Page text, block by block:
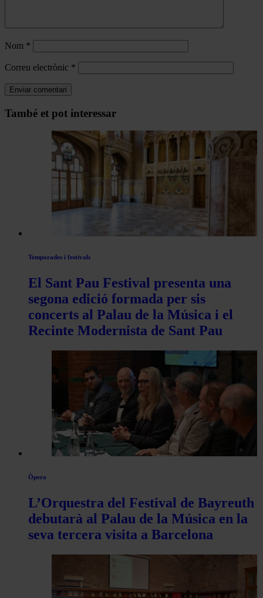
Nom *
Correu electrònic *
Navegar
També et pot interessar
Temporades i festivals
El Sant Pau Festival presenta una
segona edició formada per sis
concerts al Palau de la Música i el
Recinte Modernista de Sant Pau
Òpera
L’Orquestra del Festival de Bayreuth
debutarà al Palau de la Música en la
seva tercera visita a Barcelona